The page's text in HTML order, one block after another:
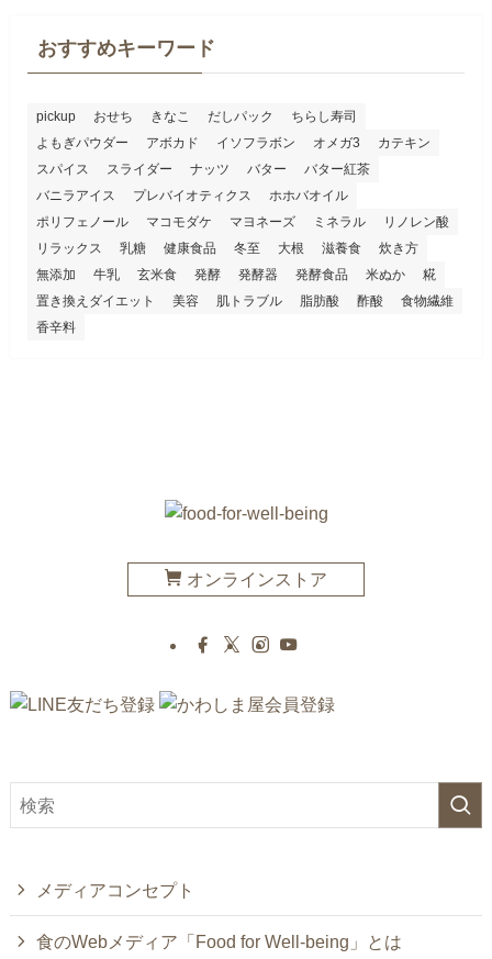
おすすめキーワード
pickup おせち きなこ だしパック
ちらし寿司
よもぎパウダー
アボカド イソフラボン オメガ3
カテキン
スパイス
スライダー ナッツ バター
バター紅茶
バニラアイス
プレバイオティクス
ホホバオイル
ポリフェノール
マコモダケ マヨネーズ ミネラル
リノレン酸
リラックス
乳糖 健康食品 冬至 大根 滋養食
炊き方
無添加
牛乳 玄米食 発酵 発酵器 発酵食品 米ぬか
糀
置き換えダイエット
美容 肌トラブル 脂肪酸 酢酸
食物繊維
香辛料
オンラインストア
メディアコンセプト
食のWebメディア「Food for Well-being」とは